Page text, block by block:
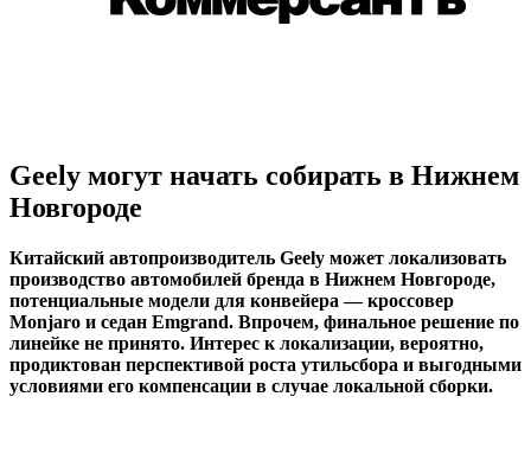
Geely могут начать собирать в Нижнем
Новгороде
Китайский автопроизводитель Geely может локализовать
производство автомобилей бренда в Нижнем Новгороде,
потенциальные модели для конвейера — кроссовер
Monjaro и седан Emgrand. Впрочем, финальное решение по
линейке не принято. Интерес к локализации, вероятно,
продиктован перспективой роста утильсбора и выгодными
условиями его компенсации в случае локальной сборки.